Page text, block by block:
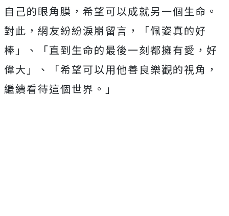
自己的眼角膜，希望可以成就另一個生命。
對此，網友紛紛淚崩留言，「佩姿真的好
棒」、「直到生命的最後一刻都擁有愛，好
偉大」、「希望可以用他善良樂觀的視角，
繼續看待這個世界。」